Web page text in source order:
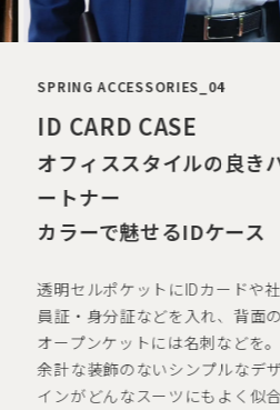
SPRING ACCESSORIES_04
ID CARD CASE
オフィススタイルの良きパ
ートナー
カラーで魅せるIDケース
透明セルポケットにIDカードや社
員証・身分証などを入れ、背面の
オープンケットには名刺などを。
余計な装飾のないシンプルなデザ
インがどんなスーツにもよく似合